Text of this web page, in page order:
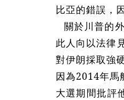
比亞的錯誤，
關於川普的
此人向以法律
對伊朗採取強
因為2014年馬
大選期間批評